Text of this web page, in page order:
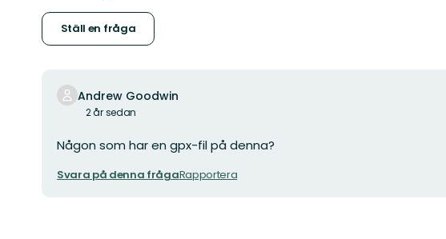
Ställ en fråga
Andrew Goodwin
2 år sedan
Någon som har en gpx-fil på denna?
Svara på denna frågaRapportera